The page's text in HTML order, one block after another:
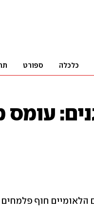
כלכלה ספורט
עומס
הלאומיים חוף